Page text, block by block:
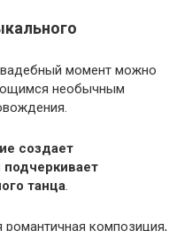
момент можно
необычным
создает
танца.
композиция,